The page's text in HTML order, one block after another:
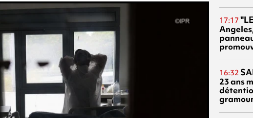
17:17
16:32
23 ans